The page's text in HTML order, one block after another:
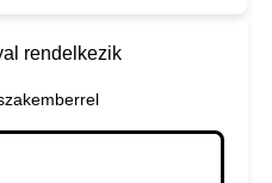
rendelkezik